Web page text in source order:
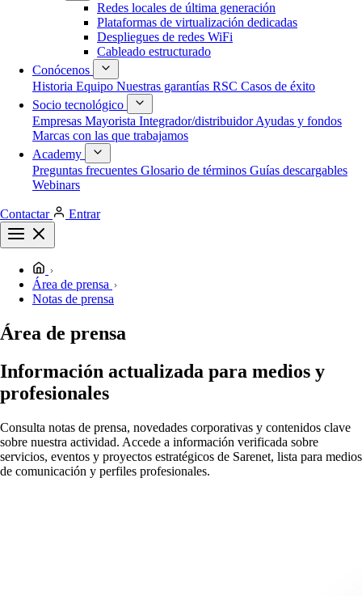
Redes locales de última generación
Plataformas de virtualización dedicadas
Despliegues de redes WiFi
Cableado estructurado
Conócenos
Historia Equipo Nuestras garantías RSC Casos de éxito
Socio tecnológico
Empresas Mayorista Integrador/distribuidorAyudas y fondos
Marcas con las que trabajamos
Academy
Preguntas frecuentes Glosario de términos Guías descargables
Webinars
Contactar Entrar
Área de prensa
Notas de prensa
Área de prensa
Información actualizada para medios y
profesionales
Consulta notas de prensa, novedades corporativas y contenidos clave
sobre nuestra actividad. Accede a información verificada sobre
servicios, eventos y proyectos estratégicos de Sarenet, lista para medios
de comunicación y perfiles profesionales.